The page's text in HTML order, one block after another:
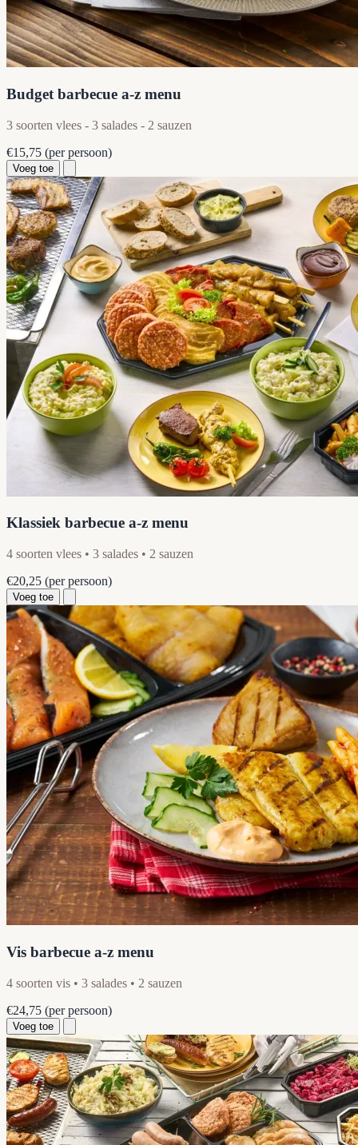
Budget barbecue a-z menu
3 soorten vlees - 3 salades - 2 sauzen
€15,75 (per persoon)
Voeg toe
Klassiek barbecue a-z menu
4 soorten vlees • 3 salades • 2 sauzen
€20,25 (per persoon)
Voeg toe
Vis barbecue a-z menu
4 soorten vis • 3 salades • 2 sauzen
€24,75 (per persoon)
Voeg toe